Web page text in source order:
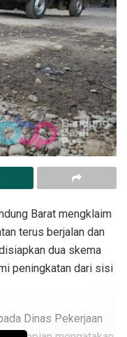
Barat mengklaim
terus berjalan dan
dua skema
peningkatan dari sisi
Dinas Pekerjaan